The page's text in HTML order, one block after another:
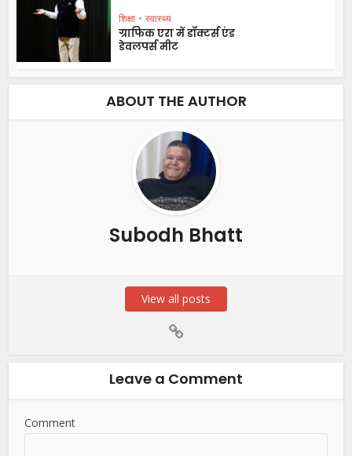
शिक्षा • स्वास्थ्य
ग्राफिक एरा में डॉक्टर्स एंड
डेवलपर्स मीट
ABOUT THE AUTHOR
Subodh Bhatt
View all posts
Leave a Comment
Comment